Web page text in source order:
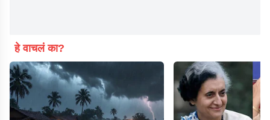
हे वाचलं का?